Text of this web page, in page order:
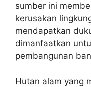
sumber ini
kerusakan
mendapatkan
dimanfaatkan
pembangunan
Hutan alam yang